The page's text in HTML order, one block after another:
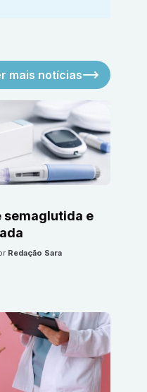
mais notícias
semaglutida e
Redação Sara